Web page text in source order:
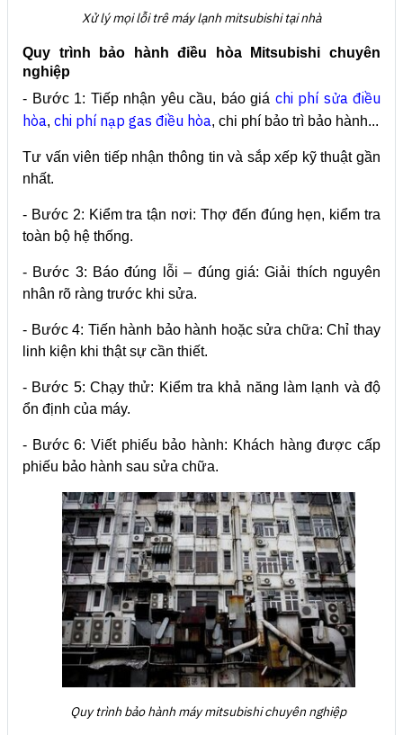
Xử lý mọi lỗi trê máy lạnh mitsubishi tại nhà
Quy trình bảo hành điều hòa Mitsubishi chuyên
nghiệp
- Bước 1: Tiếp nhận yêu cầu, báo giá chi phí sửa điều
hòa, chi phí nạp gas điều hòa, chi phí bảo trì bảo hành...
Tư vấn viên tiếp nhận thông tin và sắp xếp kỹ thuật gần
nhất.
- Bước 2: Kiểm tra tận nơi: Thợ đến đúng hẹn, kiểm tra
toàn bộ hệ thống.
- Bước 3: Báo đúng lỗi – đúng giá:Giải thích nguyên
nhân rõ ràng trước khi sửa.
- Bước 4: Tiến hành bảo hành hoặc sửa chữa:Chỉ thay
linh kiện khi thật sự cần thiết.
- Bước 5: Chạy thử: Kiểm tra khả năng làm lạnh và độ
ổn định của máy.
- Bước 6: Viết phiếu bảo hành: Khách hàng được cấp
phiếu bảo hành sau sửa chữa.
Quy trình bảo hành máy mitsubishi chuyên nghiệp